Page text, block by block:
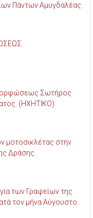
Πάντων Αμυγδαλέας.
Σωτήρος
(ΗΧΗΤΙΚΟ)
μοτοσικλέτας στην
Δράσης.
των Γραφείων της
τον μήνα Αύγουστο.